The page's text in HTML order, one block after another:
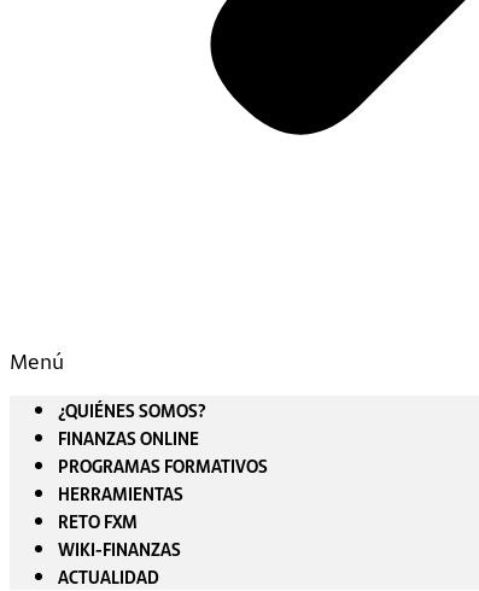
Menú
¿QUIÉNES SOMOS?
FINANZAS ONLINE
PROGRAMAS FORMATIVOS
HERRAMIENTAS
RETO FXM
WIKI-FINANZAS
ACTUALIDAD